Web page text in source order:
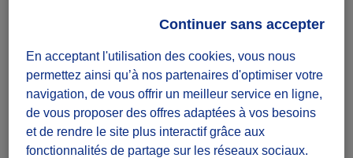
Collectif de lutte contre le harcèlement scolaire et
cyberharcèlement sur Clermont-Ferrand
Notre site internet :
https://liberetoiharcelement.wixsite.com/liberetoiharcel
ement/
En acceptant l'utilisation des cookies, vous nous
permettez ainsi qu’à nos partenaires d'optimiser votre
navigation, de vous offrir un meilleur service en ligne,
de vous proposer des offres adaptées à vos besoins
et de rendre le site plus interactif grâce aux
fonctionnalités de partage sur les réseaux sociaux.
Continuer sans accepter